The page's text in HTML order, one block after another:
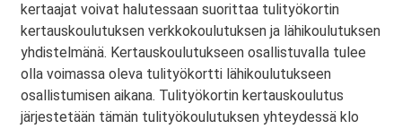
kertaajat voivat halutessaan suorittaa tulityökortin
kertauskoulutuksen verkkokoulutuksen ja lähikoulutuksen
yhdistelmänä. Kertauskoulutukseen osallistuvalla tulee
olla voimassa oleva tulityökortti lähikoulutukseen
osallistumisen aikana. Tulityökortin kertauskoulutus
järjestetään tämän tulityökoulutuksen yhteydessä klo